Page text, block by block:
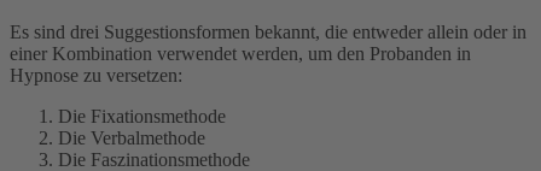
Es sind drei Suggestionsformen bekannt, die entweder allein oder in
einer Kombination verwendet werden, um den Probanden in
Hypnose zu versetzen:
Die Fixationsmethode
Die Verbalmethode
Die Faszinationsmethode